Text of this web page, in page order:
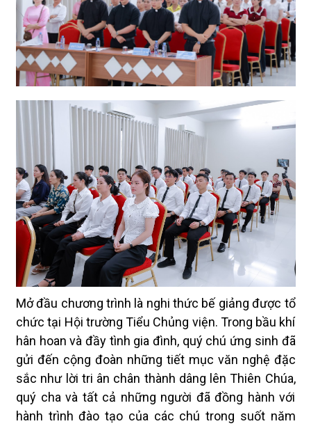
Mở đầu chương trình là nghi thức bế giảng được tổ
chức tại Hội trường Tiểu Chủng viện. Trong bầu khí
hân hoan và đầy tình gia đình, quý chú ứng sinh đã
gửi đến cộng đoàn những tiết mục văn nghệ đặc
sắc như lời tri ân chân thành dâng lên Thiên Chúa,
quý cha và tất cả những người đã đồng hành với
hành trình đào tạo của các chú trong suốt năm